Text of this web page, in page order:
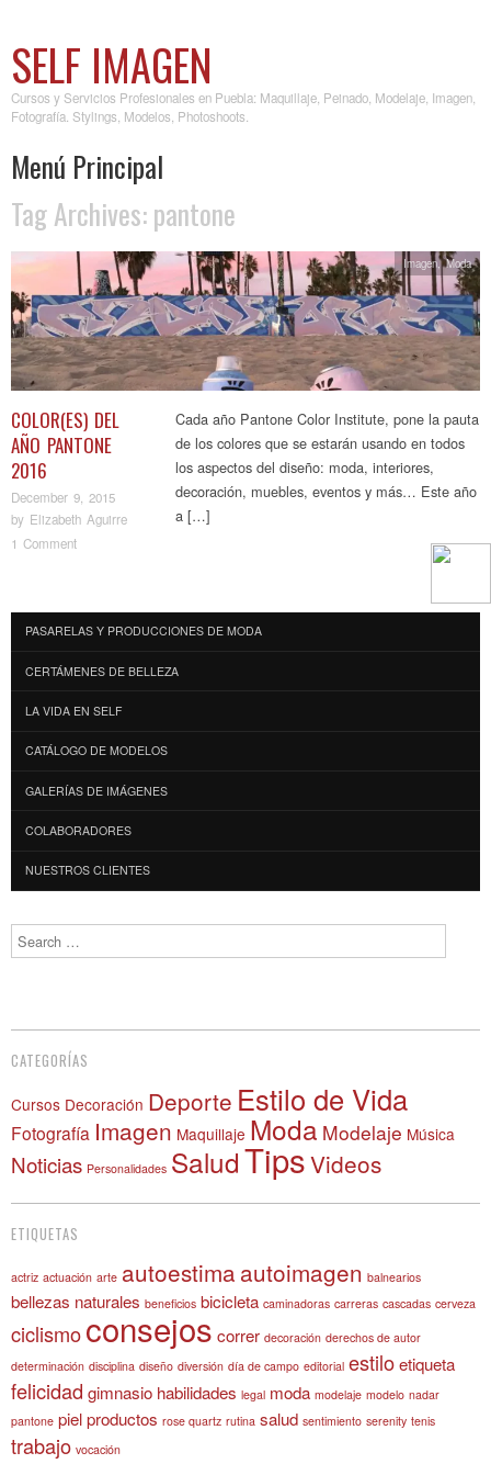
SELF IMAGEN
Cursos y Servicios Profesionales en Puebla: Maquillaje, Peinado, Modelaje, Imagen,
Fotografía. Stylings, Modelos, Photoshoots.
Menú Principal
Skip to content
Tag Archives:pantone
COLOR(ES) DEL
AÑO PANTONE
2016
December 9, 2015
by Elizabeth Aguirre
1 Comment
Cada año Pantone Color Institute, pone la pauta
de los colores que se estarán usando en todos
los aspectos del diseño: moda, interiores,
decoración, muebles, eventos y más… Este año
a […]
Imagen,Moda
Post navigation
PASARELAS Y PRODUCCIONES DE MODA
CERTÁMENES DE BELLEZA
LA VIDA EN SELF
CATÁLOGO DE MODELOS
GALERÍAS DE IMÁGENES
COLABORADORES
NUESTROS CLIENTES
Search
CATEGORÍAS
Cursos Decoración Deporte Estilo de Vida
Fotografía Imagen Maquillaje Moda Modelaje Música
Noticias Personalidades SaludTipsVideos
ETIQUETAS
actriz actuación arte autoestima autoimagen balnearios
bellezas naturales beneficios bicicleta caminadoras carreras cascadas cerveza
ciclismoconsejos correr decoración derechos de autor
determinación disciplina diseño diversión día de campo editorial estiloetiqueta
felicidad gimnasio habilidades legal moda modelaje modelo nadar
pantone pielproductos rose quartz rutina salud sentimiento serenity tenis
trabajo vocación